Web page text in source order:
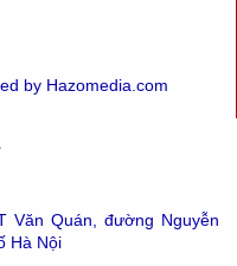
by Hazomedia.com
Văn Quán, đường Nguyễn
Hà Nội